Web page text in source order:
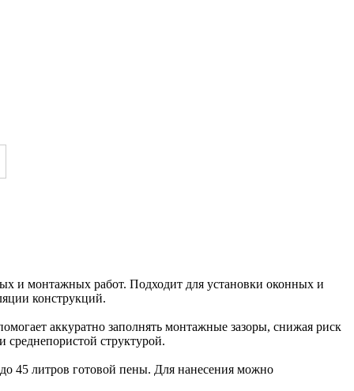
и монтажных работ. Подходит для установки оконных и
конструкций.
аккуратно заполнять монтажные зазоры, снижая риск
структурой.
45 литров готовой пены. Для нанесения можно